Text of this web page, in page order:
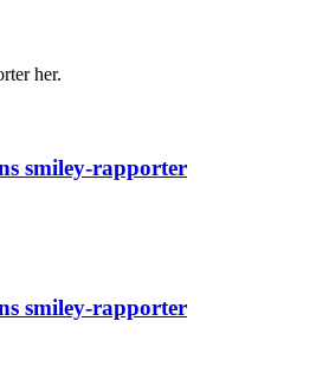
her.
smiley-rapporter
smiley-rapporter